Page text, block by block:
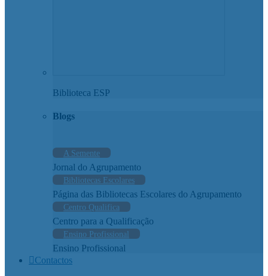
Biblioteca ESP
Blogs
A Semente
Jornal do Agrupamento
Bibliotecas Escolares
Página das Bibliotecas Escolares do Agrupamento
Centro Qualifica
Centro para a Qualificação
Ensino Profissional
Ensino Profissional
Contactos